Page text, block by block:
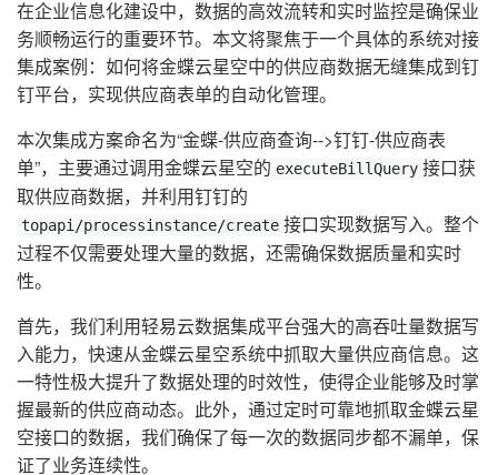
在企业信息化建设中，数据的高效流转和实时监控是确保业
务顺畅运行的重要环节。本文将聚焦于一个具体的系统对接
集成案例：如何将金蝶云星空中的供应商数据无缝集成到钉
钉平台，实现供应商表单的自动化管理。
本次集成方案命名为“金蝶-供应商查询-->钉钉-供应商表
单”，主要通过调用金蝶云星空的 executeBillQuery 接口获
取供应商数据，并利用钉钉的
topapi/processinstance/create 接口实现数据写入。整个
过程不仅需要处理大量的数据，还需确保数据质量和实时
性。
首先，我们利用轻易云数据集成平台强大的高吞吐量数据写
入能力，快速从金蝶云星空系统中抓取大量供应商信息。这
一特性极大提升了数据处理的时效性，使得企业能够及时掌
握最新的供应商动态。此外，通过定时可靠地抓取金蝶云星
空接口的数据，我们确保了每一次的数据同步都不漏单，保
证了业务连续性。